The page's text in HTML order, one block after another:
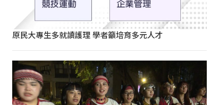
原民大專生多就讀護理 學者籲培育多元人才